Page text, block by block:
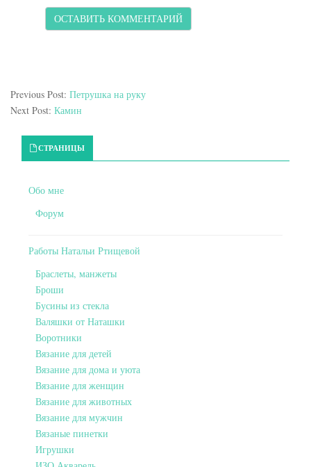
Previous Post: Петрушка на руку
Next Post: Камин
Primary Sidebar
СТРАНИЦЫ
Обо мне
Форум
Работы Натальи Ртищевой
Браслеты, манжеты
Броши
Бусины из стекла
Валяшки от Наташки
Воротники
Вязание для детей
Вязание для дома и уюта
Вязание для женщин
Вязание для животных
Вязание для мужчин
Вязаные пинетки
Игрушки